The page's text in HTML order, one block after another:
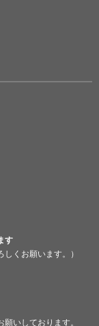
す
くお願います。）
いしております。